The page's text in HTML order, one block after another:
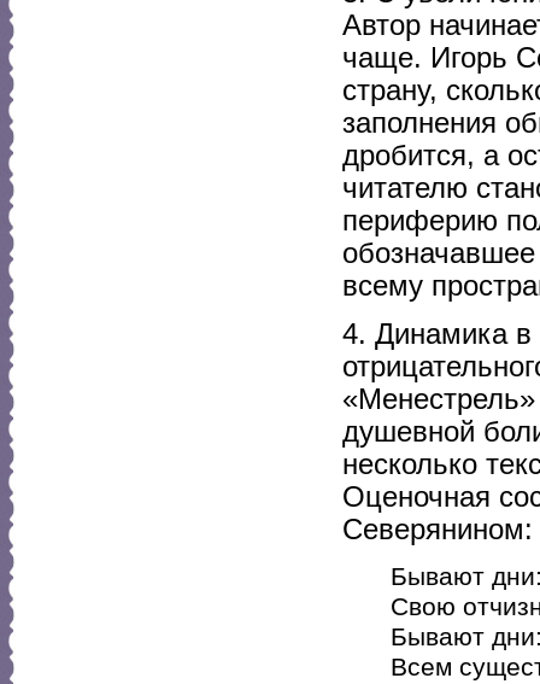
Автор
чаще. Игорь
страну,
заполнения
дробится, а
читателю
периферию
всему
4. Динамика в
душевной
несколько
Оценочная
Северянином:
Бывают
Свою
Бывают
Всем